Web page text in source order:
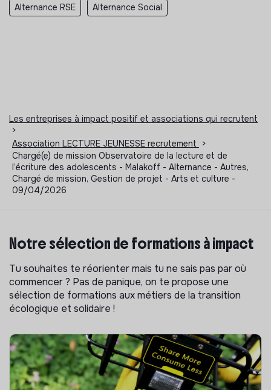
Alternance RSE Alternance Social
Les entreprises à impact positif et associations qui recrutent
>
Association LECTURE JEUNESSE recrutement
>
Chargé(e) de mission Observatoire de la lecture et de
l’écriture des adolescents - Malakoff - Alternance - Autres,
Chargé de mission, Gestion de projet - Arts et culture -
09/04/2026
Notre sélection de formations à impact
Tu souhaites te réorienter mais tu ne sais pas par où
commencer ? Pas de panique, on te propose une
sélection de formations aux métiers de la transition
écologique et solidaire !